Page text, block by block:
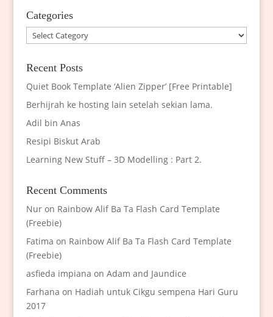
Categories
Categories
Recent Posts
Quiet Book Template ‘Alien Zipper’ [Free Printable]
Berhijrah ke hosting lain setelah sekian lama.
Adil bin Anas
Resipi Biskut Arab
Learning New Stuff – 3D Modelling : Part 2.
Recent Comments
Nuron Rainbow Alif Ba Ta Flash Card Template
(Freebie)
Fatima on Rainbow Alif Ba Ta Flash Card Template
(Freebie)
asfieda impiana on Adam and Jaundice
Farhana on Hadiah untuk Cikgu sempena Hari Guru
2017